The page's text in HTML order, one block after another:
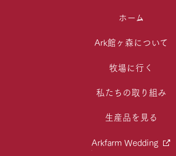
ホーム
Ark館ヶ森について
牧場に行く
私たちの取り組み
生産品を見る
Arkfarm Wedding